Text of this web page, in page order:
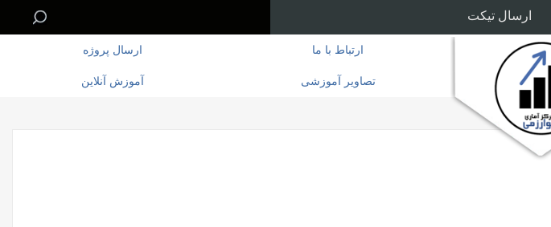
ارسال تیکت
ارتباط با ما ارسال پروژه
تصاویر آموزشی آموزش آنلاین